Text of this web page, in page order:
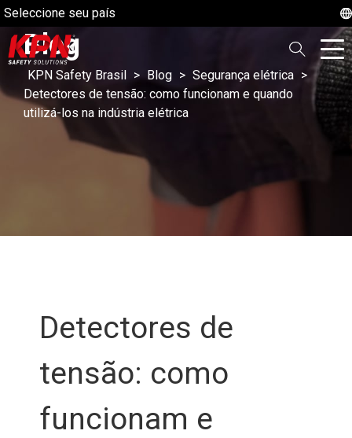
Seleccione seu país
Blog
KPN Safety Brasil > Blog > Segurança elétrica >
Detectores de tensão: como funcionam e quando
utilizá-los na indústria elétrica
Detectores de
tensão: como
funcionam e